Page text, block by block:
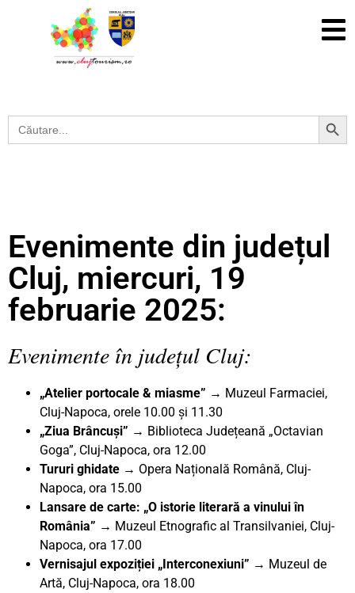
Search
for:
Search Button
Evenimente din județul
Cluj, miercuri, 19
februarie 2025:
Evenimente în județul Cluj:
„Atelier portocale & miasme” → Muzeul Farmaciei,
Cluj-Napoca, orele 10.00 și 11.30
„Ziua Brâncuși” → Biblioteca Județeană „Octavian
Goga”, Cluj-Napoca, ora 12.00
Tururi ghidate → Opera Națională Română, Cluj-
Napoca, ora 15.00
Lansare de carte: „O istorie literară a vinului în
România” → Muzeul Etnografic al Transilvaniei, Cluj-
Napoca, ora 17.00
Vernisajul expoziției „Interconexiuni” → Muzeul de
Artă, Cluj-Napoca, ora 18.00